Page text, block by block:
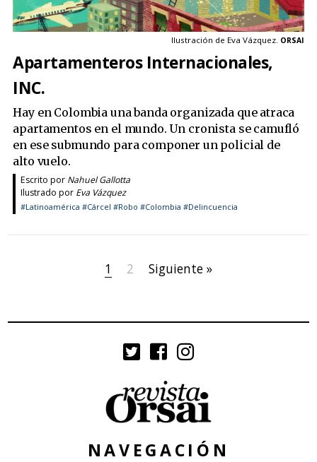
Ilustración de Eva Vázquez. ORSAI
Apartamenteros Internacionales,
INC.
Hay en Colombia una banda organizada que atraca
apartamentos en el mundo. Un cronista se camufló
en ese submundo para componer un policial de
alto vuelo.
Escrito por Nahuel Gallotta
Ilustrado por Eva Vázquez
#Latinoamérica #Cárcel #Robo #Colombia #Delincuencia
1 2 Siguiente »
NAVEGACIÓN